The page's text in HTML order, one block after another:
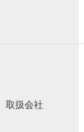
取扱会社